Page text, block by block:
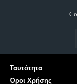
Ταυτότητα
Όροι Χρήσης